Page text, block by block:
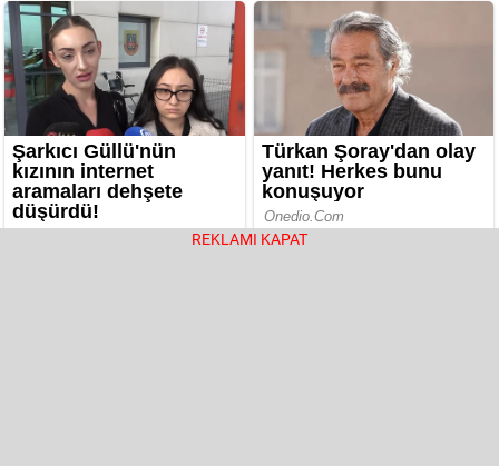
REKLAMI KAPAT